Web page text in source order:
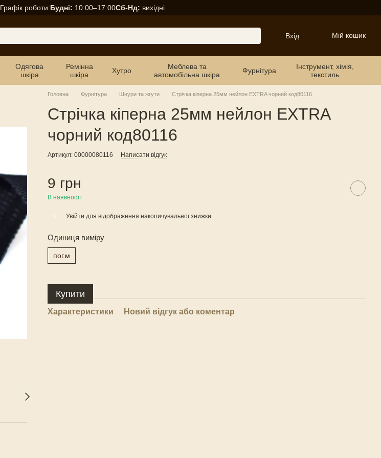
Графік роботи:Будні: 10:00–17:00Сб-Нд: вихідні
Вхід Мій кошик
Одягова
шкіра
Ремінна
шкіра
Хутро
Меблева та
автомобільна шкіра
Фурнітура
Інструмент, хімія,
текстиль
Головна Фурнітура Шнури та жгути Стрічка кіперна 25мм нейлон EXTRA чорний код80116
Стрічка кіперна 25мм нейлон EXTRA
чорний код80116
Артикул: 00000080116 Написати відгук
9 грн
В наявності
% Увійти для відображення накопичувальної знижки
Одиниця виміру
пог.м
Купити
Характеристики Новий відгук або коментар